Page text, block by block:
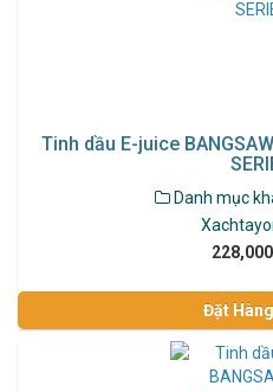
Tinh dầu E-juice
Danh mục
Đặt